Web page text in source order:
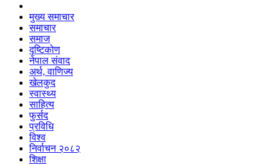
मुख्य समाचार
समाचार
समाज
दृष्टिकोण
नेपाल संवाद
अर्थ, वाणिज्य
खेलकुद
स्वास्थ्य
साहित्य
फुर्सद
प्रविधि
विश्व
निर्वाचन २०८२
शिक्षा